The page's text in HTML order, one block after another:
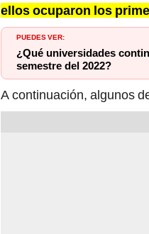
ellos ocuparon los
PUEDES VER:
¿Qué universidades
semestre del 2022?
A continuación, algunos